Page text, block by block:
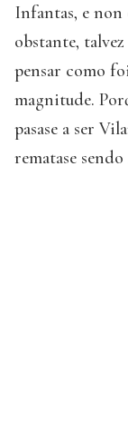
Infantas, e
obstante,
pensar como
magnitude.
pasase a ser
rematase